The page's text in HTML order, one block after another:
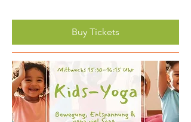
Buy Tickets